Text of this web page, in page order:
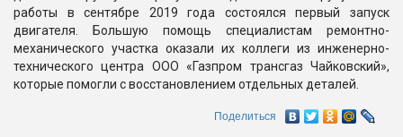
работы в сентябре 2019 года состоялся первый запуск
двигателя. Большую помощь специалистам ремонтно-
механического участка оказали их коллеги из инженерно-
технического центра ООО «Газпром трансгаз Чайковский»,
которые помогли с восстановлением отдельных деталей.
Поделиться